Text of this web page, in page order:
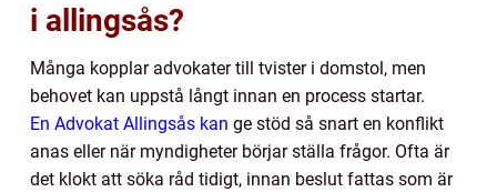
i allingsås?
Många kopplar advokater till tvister i domstol, men
behovet kan uppstå långt innan en process startar.
En Advokat Allingsås kan ge stöd så snart en konflikt
anas eller när myndigheter börjar ställa frågor. Ofta är
det klokt att söka råd tidigt, innan beslut fattas som är